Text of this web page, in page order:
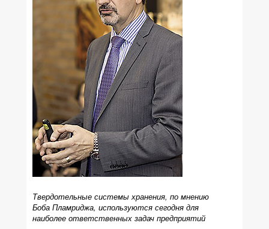
Твердотельные системы хранения, по мнению
Боба Пламриджа, используются сегодня для
наиболее ответственных задач предприятий